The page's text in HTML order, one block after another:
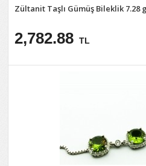
Zültanit Taşlı Gümüş Bileklik 7.28
2,782.88 TL